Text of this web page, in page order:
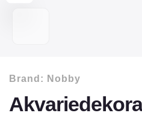
Brand: Nobby